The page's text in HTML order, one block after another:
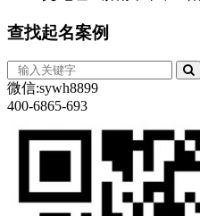
查找起名案例
微信:sywh8899
400-6865-693